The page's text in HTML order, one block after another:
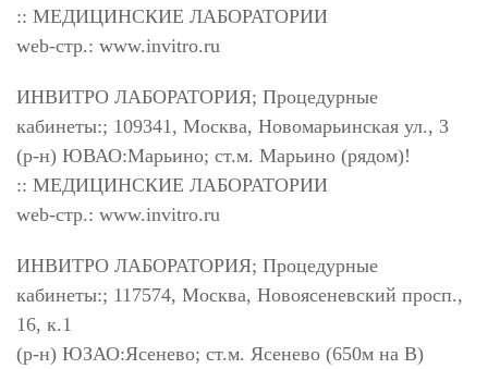
:: МЕДИЦИНСКИЕ ЛАБОРАТОРИИ
web-стр.: www.invitro.ru
ИНВИТРО ЛАБОРАТОРИЯ; Процедурные
кабинеты:; 109341, Москва, Новомарьинская ул., 3
(р-н) ЮВАО:Марьино; ст.м. Марьино (рядом)!
:: МЕДИЦИНСКИЕ ЛАБОРАТОРИИ
web-стр.: www.invitro.ru
ИНВИТРО ЛАБОРАТОРИЯ; Процедурные
кабинеты:; 117574, Москва, Новоясеневский просп.,
16, к.1
(р-н) ЮЗАО:Ясенево; ст.м. Ясенево (650м на В)